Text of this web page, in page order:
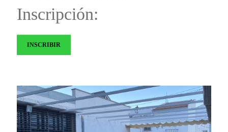
Inscripción:
INSCRIBIR